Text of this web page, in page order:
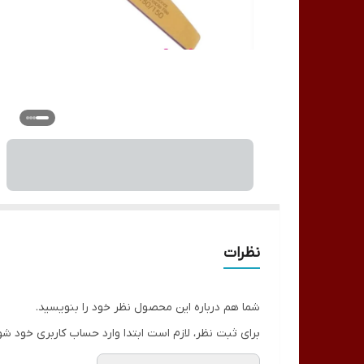
نظرات
شما هم درباره این محصول نظر خود را بنویسید.
برای ثبت نظر، لازم است ابتدا وارد حساب کاربری خود